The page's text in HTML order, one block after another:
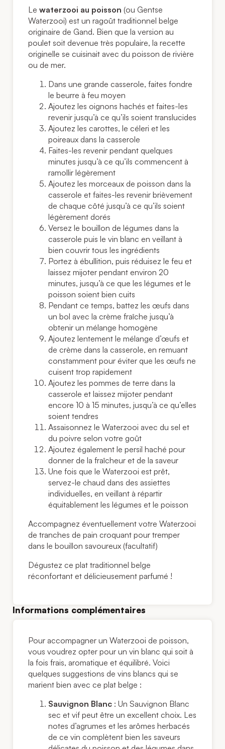
Le waterzooi au poisson (ou Gentse
Waterzooi) est un ragoût traditionnel belge
originaire de Gand. Bien que la version au
poulet soit devenue très populaire, la recette
originelle se cuisinait avec du poisson de rivière
ou de mer.
Dans une grande casserole, faites fondre
le beurre à feu moyen
Ajoutez les oignons hachés et faites-les
revenir jusqu’à ce qu’ils soient translucides
Ajoutez les carottes, le céleri et les
poireaux dans la casserole
Faites-les revenir pendant quelques
minutes jusqu’à ce qu’ils commencent à
ramollir légèrement
Ajoutez les morceaux de poisson dans la
casserole et faites-les revenir brièvement
de chaque côté jusqu’à ce qu’ils soient
légèrement dorés
Versez le bouillon de légumes dans la
casserole puis le vin blanc en veillant à
bien couvrir tous les ingrédients
Portez à ébullition, puis réduisez le feu et
laissez mijoter pendant environ 20
minutes, jusqu’à ce que les légumes et le
poisson soient bien cuits
Pendant ce temps, battez les œufs dans
un bol avec la crème fraîche jusqu’à
obtenir un mélange homogène
Ajoutez lentement le mélange d’œufs et
de crème dans la casserole, en remuant
constamment pour éviter que les œufs ne
cuisent trop rapidement
Ajoutez les pommes de terre dans la
casserole et laissez mijoter pendant
encore 10 à 15 minutes, jusqu’à ce qu’elles
soient tendres
Assaisonnez le Waterzooi avec du sel et
du poivre selon votre goût
Ajoutez également le persil haché pour
donner de la fraîcheur et de la saveur
Une fois que le Waterzooi est prêt,
servez-le chaud dans des assiettes
individuelles, en veillant à répartir
équitablement les légumes et le poisson
Accompagnez éventuellement votre Waterzooi
de tranches de pain croquant pour tremper
dans le bouillon savoureux (facultatif)
Dégustez ce plat traditionnel belge
réconfortant et délicieusement parfumé !
Informations complémentaires
Pour accompagner un Waterzooi de poisson,
vous voudrez opter pour un vin blanc qui soit à
la fois frais, aromatique et équilibré. Voici
quelques suggestions de vins blancs qui se
marient bien avec ce plat belge :
Sauvignon Blanc : Un Sauvignon Blanc
sec et vif peut être un excellent choix. Les
notes d’agrumes et les arômes herbacés
de ce vin complètent bien les saveurs